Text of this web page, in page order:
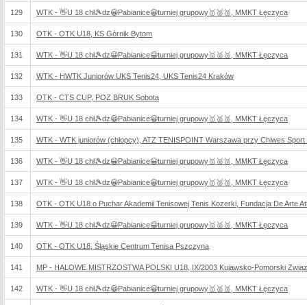
129 WTK - 👋U 18 chł🎾dz😀Pabianice😀turniej grupowy🥇🥈🥉, MMKT Łęczyca
130 OTK - OTK U18, KS Górnik Bytom
131 WTK - 👋U 18 chł🎾dz😀Pabianice😀turniej grupowy🥇🥈🥉, MMKT Łęczyca
132 WTK - HWTK Juniorów UKS Tenis24, UKS Tenis24 Kraków
133 OTK - CTS CUP, POZ BRUK Sobota
134 WTK - 👋U 18 chł🎾dz😀Pabianice😀turniej grupowy🥇🥈🥉, MMKT Łęczyca
135 WTK - WTK juniorów (chłopcy), ATZ TENISPOINT Warszawa przy Chiwes Sport
136 WTK - 👋U 18 chł🎾dz😀Pabianice😀turniej grupowy🥇🥈🥉, MMKT Łęczyca
137 WTK - 👋U 18 chł🎾dz😀Pabianice😀turniej grupowy🥇🥈🥉, MMKT Łęczyca
138 OTK - OTK U18 o Puchar Akademii Tenisowej Tenis Kozerki, Fundacja De Arte
139 WTK - 👋U 18 chł🎾dz😀Pabianice😀turniej grupowy🥇🥈🥉, MMKT Łęczyca
140 OTK - OTK U18, Śląskie Centrum Tenisa Pszczyna
141 MP - HALOWE MISTRZOSTWA POLSKI U18, IX/2003 Kujawsko-Pomorski
142 WTK - 👋U 18 chł🎾dz😀Pabianice😀turniej grupowy🥇🥈🥉, MMKT Łęczyca